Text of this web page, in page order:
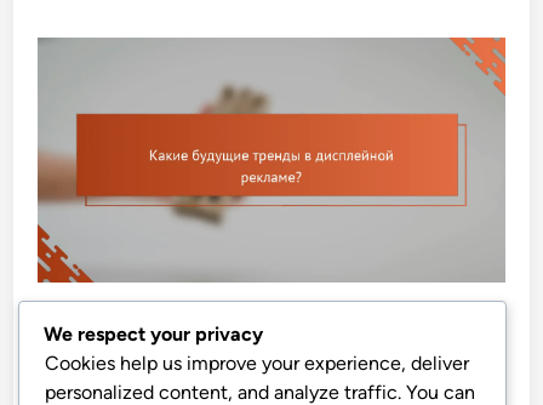
Какие будущие тренды в
дисплейной рекламе?
We respect your privacy
Cookies help us improve your experience, deliver
personalized content, and analyze traffic. You can